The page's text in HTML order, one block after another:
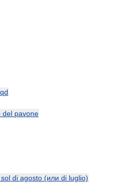
del pavone
di agosto (или di luglio)